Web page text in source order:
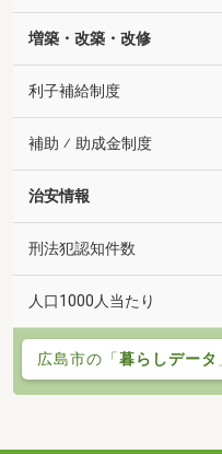
増築・改築・改修
利子補給制度
補助 ⁄ 助成金制度
治安情報
刑法犯認知件数
人口1000人当たり
広島市の「暮らしデータ